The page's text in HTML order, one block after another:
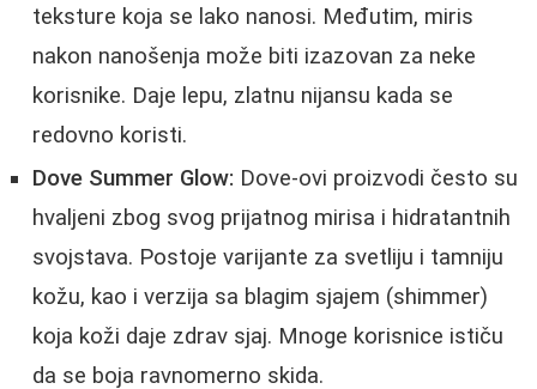
teksture koja se lako nanosi. Međutim, miris
nakon nanošenja može biti izazovan za neke
korisnike. Daje lepu, zlatnu nijansu kada se
redovno koristi.
Dove Summer Glow: Dove-ovi proizvodi često su
hvaljeni zbog svog prijatnog mirisa i hidratantnih
svojstava. Postoje varijante za svetliju i tamniju
kožu, kao i verzija sa blagim sjajem (shimmer)
koja koži daje zdrav sjaj. Mnoge korisnice ističu
da se boja ravnomerno skida.